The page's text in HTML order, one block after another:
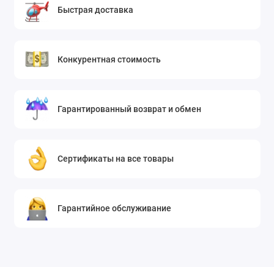
Быстрая доставка
Конкурентная стоимость
Гарантированный возврат и обмен
Сертификаты на все товары
Гарантийное обслуживание